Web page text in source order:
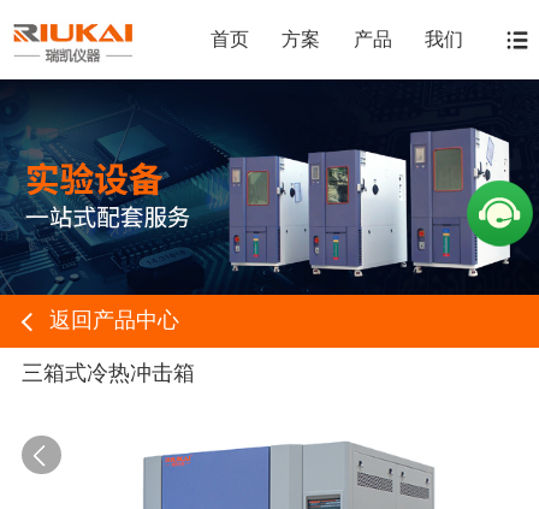
首页 方案 产品 我们
返回产品中心
三箱式冷热冲击箱